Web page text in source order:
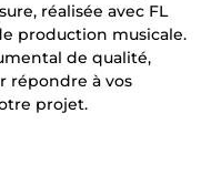
réalisée avec FL
production musicale.
de qualité,
répondre à vos
projet.